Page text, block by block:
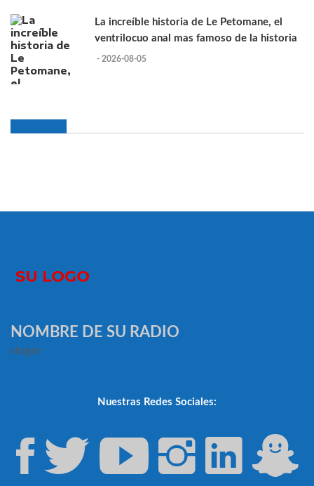
La increíble historia de Le Petomane, el
ventrilocuo anal mas famoso de la historia
- 2026-08-05
NOMBRE DE SU RADIO
slogan
Nuestras Redes Sociales: